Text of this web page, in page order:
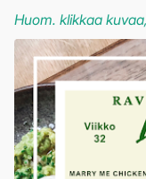
Huom. klikkaa